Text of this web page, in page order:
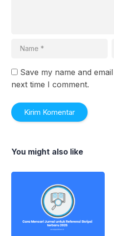
Save my name and
next time I comment.
You might also like